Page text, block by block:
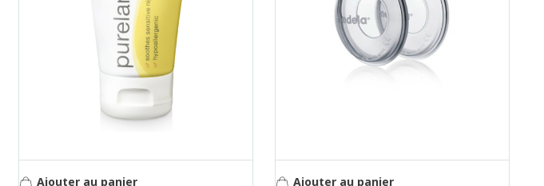
Ajouter au panier Ajouter au panier